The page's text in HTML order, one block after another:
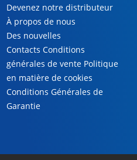
Devenez notre distributeur
À propos de nous
Des nouvelles
Contacts Conditions
générales de vente Politique
en matière de cookies
Conditions Générales de
Garantie